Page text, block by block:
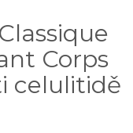
Corps
celulitidě